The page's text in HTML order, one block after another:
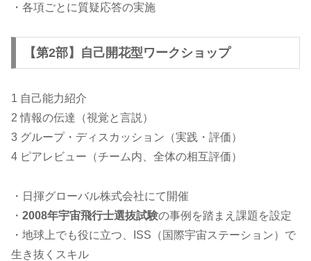
・各項ごとに質疑応答の実施
【第2部】自己開花型ワークショップ
1 自己能力紹介
2 情報の伝達（視覚と言説）
3 グループ・ディスカッション（実践・評価）
4 ピアレビュー（チーム内、全体の相互評価）
・日揮グローバル株式会社にて開催
・ 2008年宇宙飛行士選抜試験の事例を踏まえ課題を設定
・地球上でも役に立つ、ISS（国際宇宙ステーション）で
生き抜くスキル